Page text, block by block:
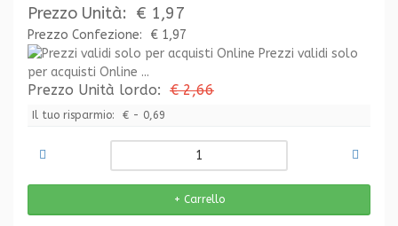
Prezzo Unità: € 1,97
Prezzo Confezione:
€ 1,97
Prezzi validi solo
per acquisti Online ...
Prezzo Unità lordo: € 2,66
Il tuo risparmio: € - 0,69